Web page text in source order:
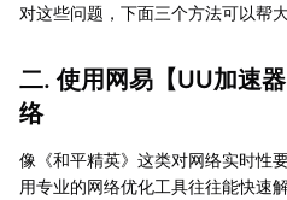
对这些问题，下面三个方法可以帮
二. 使用网易【UU加速器
络
像《和平精英》这类对网络实时性
用专业的网络优化工具往往能快速